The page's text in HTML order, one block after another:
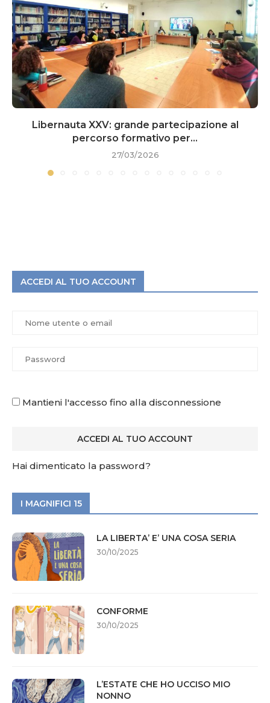
Libernauta XXV: grande partecipazione al
percorso formativo per...
27/03/2026
ACCEDI AL TUO ACCOUNT
Mantieni l'accesso fino alla disconnessione
Hai dimenticato la password?
I MAGNIFICI 15
LA LIBERTA’ E’ UNA COSA SERIA
30/10/2025
CONFORME
30/10/2025
L’ESTATE CHE HO UCCISO MIO
NONNO